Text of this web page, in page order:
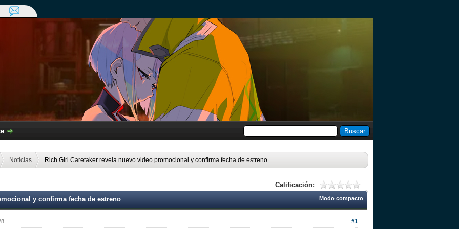
Noticias Rich Girl Caretaker revela nuevo video promocional y confirma fecha de estreno
Calificación:
Modo compacto
y confirma fecha de estreno
#1